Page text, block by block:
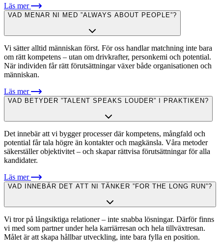
Läs mer
VAD MENAR NI MED ”ALWAYS ABOUT PEOPLE”?
Vi sätter alltid människan först. För oss handlar matchning inte bara
om rätt kompetens – utan om drivkrafter, personkemi och potential.
När individen får rätt förutsättningar växer både organisationen och
människan.
Läs mer
VAD BETYDER ”TALENT SPEAKS LOUDER” I PRAKTIKEN?
Det innebär att vi bygger processer där kompetens, mångfald och
potential får tala högre än kontakter och magkänsla. Våra metoder
säkerställer objektivitet – och skapar rättvisa förutsättningar för alla
kandidater.
Läs mer
VAD INNEBÄR DET ATT NI TÄNKER ”FOR THE LONG RUN”?
Vi tror på långsiktiga relationer – inte snabba lösningar. Därför finns
vi med som partner under hela karriärresan och hela tillväxtresan.
Målet är att skapa hållbar utveckling, inte bara fylla en position.